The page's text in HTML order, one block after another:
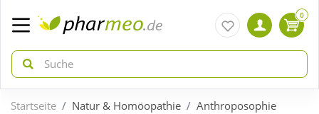
zurück
zurück
0
Startseite Natur & Homöopathie
Anthroposophie